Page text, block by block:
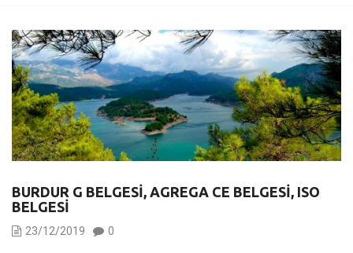
BURDUR G BELGESI, AGREGA CE BELGESI, ISO
BELGESI
23/12/2019 0